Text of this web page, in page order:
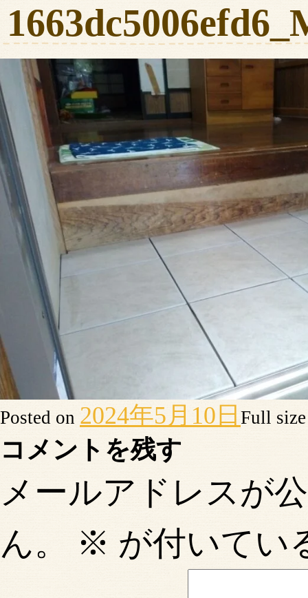
Posted on 2024年5月10日 Full
コメントを残す
メールアドレスが
ん。
※ が付いてい